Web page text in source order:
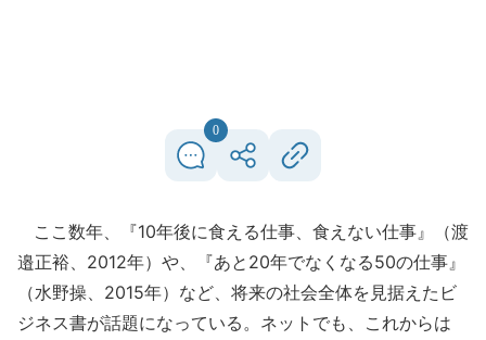
0
ここ数年、『10年後に食える仕事、食えない仕事』（渡
邉正裕、2012年）や、『あと20年でなくなる50の仕事』
（水野操、2015年）など、将来の社会全体を見据えたビ
ジネス書が話題になっている。ネットでも、これからは